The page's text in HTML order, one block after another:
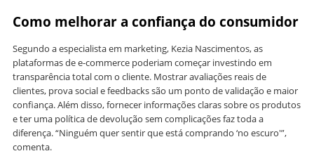
Como melhorar a confiança do consumidor
Segundo a especialista em marketing, Kezia Nascimentos, as
plataformas de e-commerce poderiam começar investindo em
transparência total com o cliente. Mostrar avaliações reais de
clientes, prova social e feedbacks são um ponto de validação e maior
confiança. Além disso, fornecer informações claras sobre os produtos
e ter uma política de devolução sem complicações faz toda a
diferença. “Ninguém quer sentir que está comprando ‘no escuro'”,
comenta.